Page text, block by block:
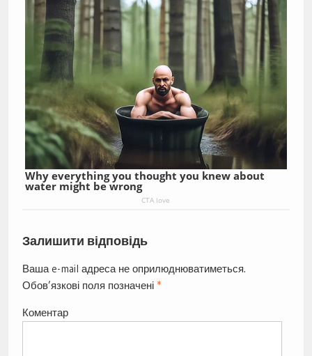
Why everything you thought you knew about
water might be wrong
CTA love
Залишити відповідь
Ваша e-mail адреса не оприлюднюватиметься.
Обов’язкові поля позначені *
Коментар